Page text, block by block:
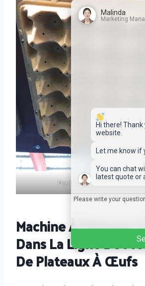
Moules à plateaux à œufs en
Machine À Plateaux
Dans La Ligne De
De Plateaux À Œufs
Malinda
Marketing
Hi there!
website.
Let me know if
You can chat
latest quote or